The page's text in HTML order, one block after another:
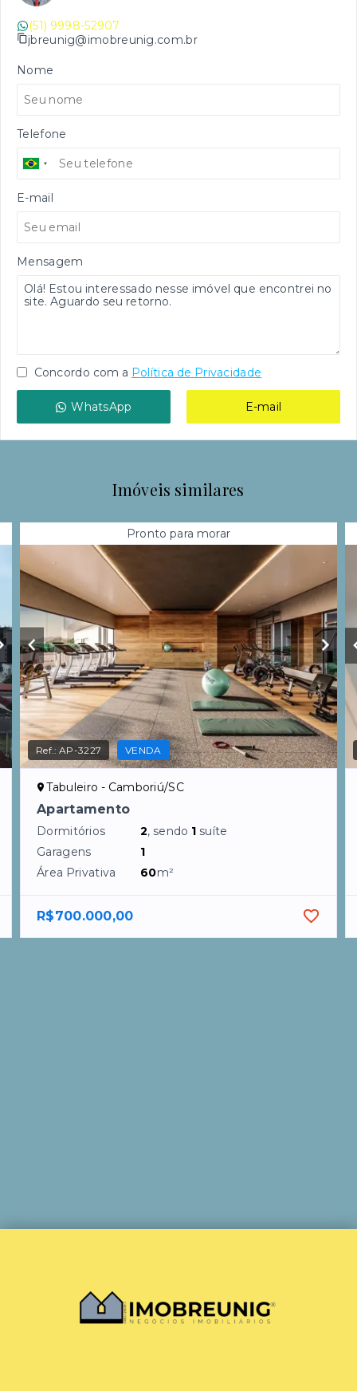
(51) 9998-52907
jbreunig@imobreunig.com.br
Nome
Telefone
E-mail
Mensagem
Concordo com a Política de Privacidade
WhatsApp E-mail
Imóveis similares
Pronto para morar
Ref.:AP-3227 VENDA
Tabuleiro - Camboriú/SC
Apartamento
Dormitórios 2, sendo 1 suíte
Garagens
1
Área Privativa
60m²
R$700.000,00